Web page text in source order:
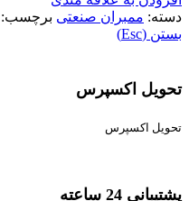
دسته: ممبران صنعتی برچسب:
بستن (Esc)
تحویل اکسپرس
تحویل اکسپرس
پشتیبانی 24 ساعته